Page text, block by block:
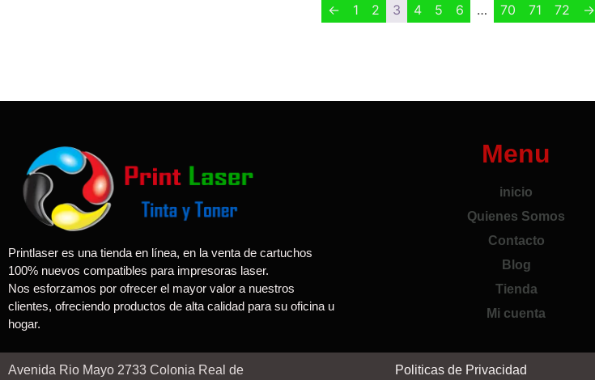
← 1 2 3 4 5 6 … 70 71 72 →
Printlaser es una tienda en línea, en la venta de cartuchos
100% nuevos compatibles para impresoras laser.
Nos esforzamos por ofrecer el mayor valor a nuestros
clientes, ofreciendo productos de alta calidad para su oficina u
hogar.
Menu
inicio
Quienes Somos
Contacto
Blog
Tienda
Mi cuenta
Avenida Rio Mayo 2733 Colonia Real de Politicas de Privacidad